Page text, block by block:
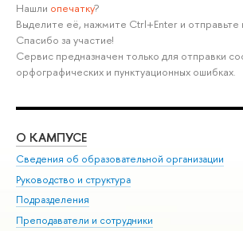
Нашли опечатку?
Выделите её, нажмите Ctrl+Enter и
Спасибо за участие!
Сервис предназначен только для отправки
орфографических и пунктуационных ошибках.
О КАМПУСЕ
Сведения об образовательной организации
Руководство и структура
Подразделения
Преподаватели и сотрудники